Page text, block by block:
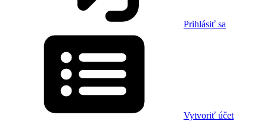
Prihlásiť sa
Vytvoriť účet